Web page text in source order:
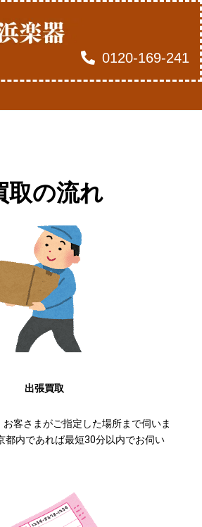
0120-169-241
取の流れ
出張買取
客さまがご指定した場所まで伺いま
都内であれば最短30分以内でお伺い